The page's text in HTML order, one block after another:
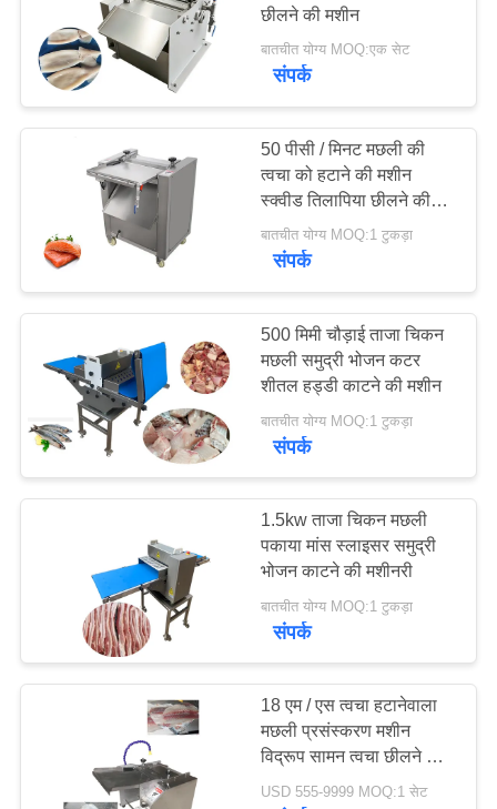
साइटमैप
गोपनीयता
मांस नरम करने वाली
मशीन
14
मीट बाउल कटर
मीट माइनर मशीन
छीलने की मशीन
बातचीत योग्य MOQ:एक सेट
संपर्क
50 पीसी / मिनट मछली की
त्वचा को हटाने की मशीन
स्क्वीड तिलापिया छीलने की
सफाई प्रसंस्करण मशीन
बातचीत योग्य MOQ:1 टुकड़ा
संपर्क
500 मिमी चौड़ाई ताजा चिकन
मछली समुद्री भोजन कटर
शीतल हड्डी काटने की मशीन
बातचीत योग्य MOQ:1 टुकड़ा
संपर्क
1.5kw ताजा चिकन मछली
पकाया मांस स्लाइसर समुद्री
भोजन काटने की मशीनरी
बातचीत योग्य MOQ:1 टुकड़ा
संपर्क
18 एम / एस त्वचा हटानेवाला
मछली प्रसंस्करण मशीन
विद्रूप सामन त्वचा छीलने की
मशीन
USD 555-9999 MOQ:1 सेट